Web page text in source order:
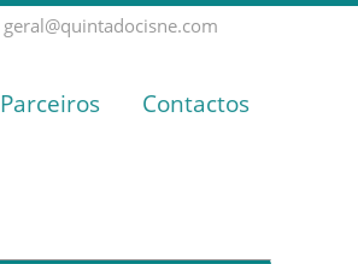
geral@quintadocisne.com
Parceiros Contactos